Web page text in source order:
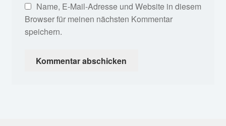
Name, E-Mail-Adresse und Website in diesem
Browser für meinen nächsten Kommentar
speichern.